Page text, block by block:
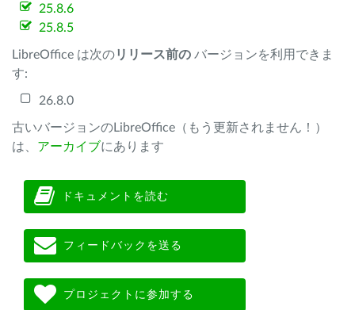
25.8.6
25.8.5
LibreOffice は次のリリース前の バージョンを利用できま
す:
26.8.0
古いバージョンのLibreOffice（もう更新されません！）
は、 アーカイブにあります
ドキュメントを読む
フィードバックを送る
プロジェクトに参加する